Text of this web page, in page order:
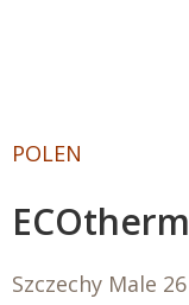
POLEN
Szczechy Male 26